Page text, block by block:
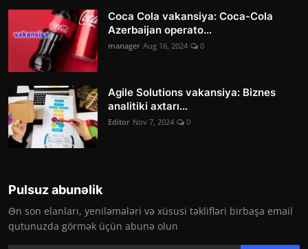
Coca Cola vakansiya: Coca-Cola
Azerbaijan operato...
manager Aug 16, 2024 0
Agile Solutions vakansiya: Biznes
analitiki axtarı...
Editor Nov 7, 2024 0
Pulsuz abunəlik
Ən son elanları, yeniləmələri və xüsusi təklifləri birbaşa email
qutunuzda görmək üçün abunə olun